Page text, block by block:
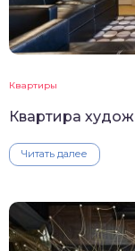
Квартиры
Квартира
Читать далее